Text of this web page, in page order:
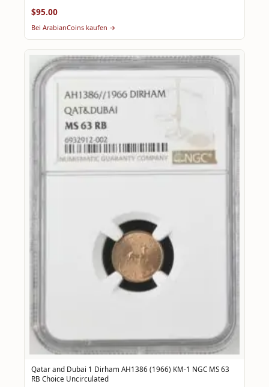
$95.00
Bei ArabianCoins kaufen →
Qatar and Dubai 1 Dirham AH1386 (1966) KM-1 NGC MS 63
RB Choice Uncirculated